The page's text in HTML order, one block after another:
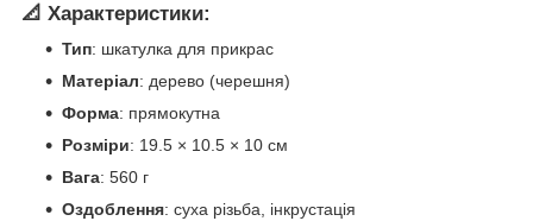
📐 Характеристики:
Тип: шкатулка для прикрас
Матеріал: дерево (черешня)
Форма: прямокутна
Розміри: 19.5 × 10.5 × 10 см
Вага: 560 г
Оздоблення: суха різьба, інкрустація